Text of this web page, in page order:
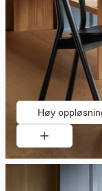
Høy